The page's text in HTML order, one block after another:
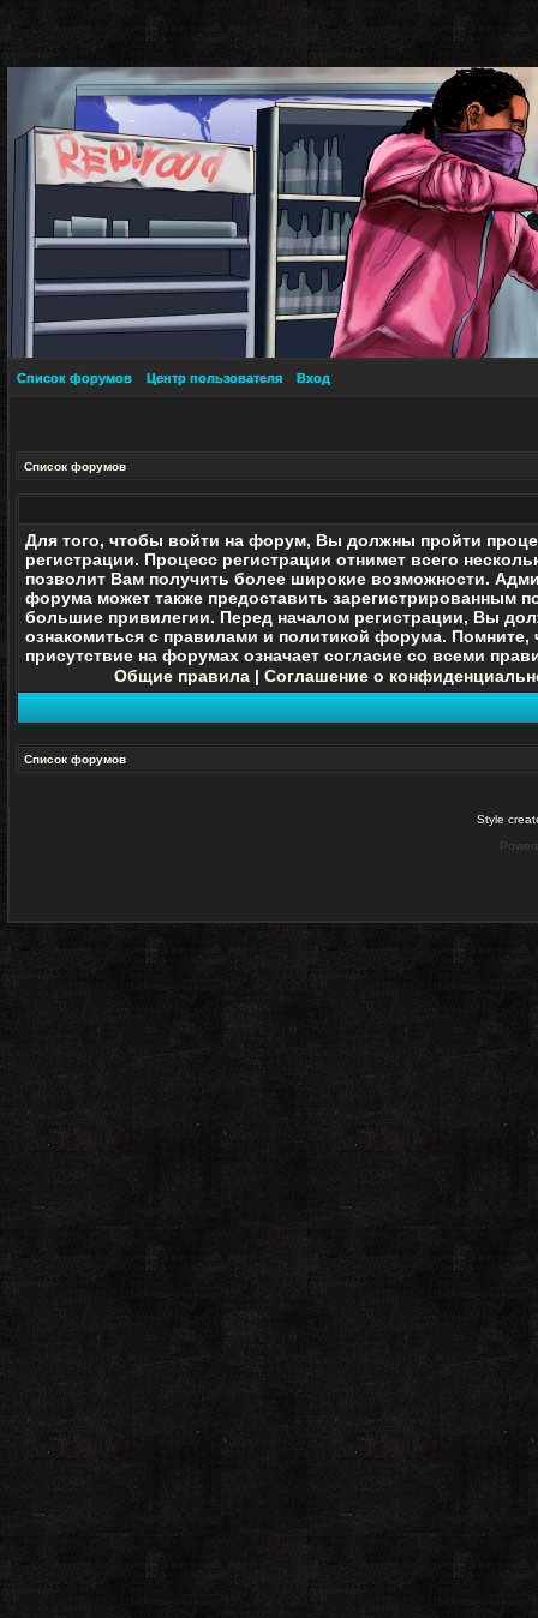
Список форумов Центр пользователя Вход
Список форумов
Для того, чтобы войти на форум, Вы должны пройти
регистрации. Процесс регистрации отнимет всего
позволит Вам получить более широкие возможности.
форума может также предоставить зарегистрированным
большие привилегии. Перед началом регистрации, Вы
ознакомиться с правилами и политикой форума. Помните,
присутствие на форумах означает согласие со всеми
Общие правила| Соглашение о
Список форумов
Style